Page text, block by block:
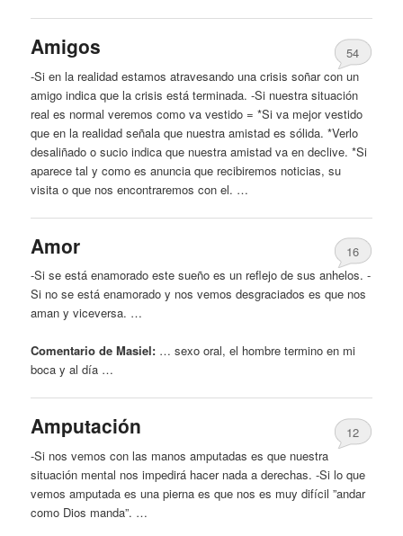
Amigos
54
-Si en la realidad estamos atravesando una crisis soñar con un
amigo indica que la crisis está terminada. -Si nuestra situación
real es normal veremos como va vestido = *Si va mejor vestido
que en la realidad señala que nuestra amistad es sólida. *Verlo
desaliñado o sucio indica que nuestra amistad va en declive. *Si
aparece tal y como es anuncia que recibiremos noticias, su
visita o que nos encontraremos con el. …
Amor
16
-Si se está enamorado este sueño es un reflejo de sus anhelos. -
Si no se está enamorado y nos vemos desgraciados es que nos
aman y viceversa. …
Comentario de Masiel: … sexo oral, el hombre termino en mi
boca y al día …
Amputación
12
-Si nos vemos con las manos amputadas es que nuestra
situación mental nos impedirá hacer nada a derechas. -Si lo que
vemos amputada es una pierna es que nos es muy difícil ”andar
como Dios manda”. …